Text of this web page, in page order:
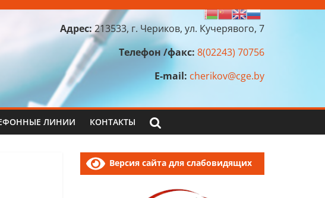
Адрес:213533, г. Чериков, ул. Кучерявого, 7
Телефон /факс: 8(02243) 70756
E-mail: cherikov@cge.by
ЛИНИИ КОНТАКТЫ
Версия сайта для слабовидящих